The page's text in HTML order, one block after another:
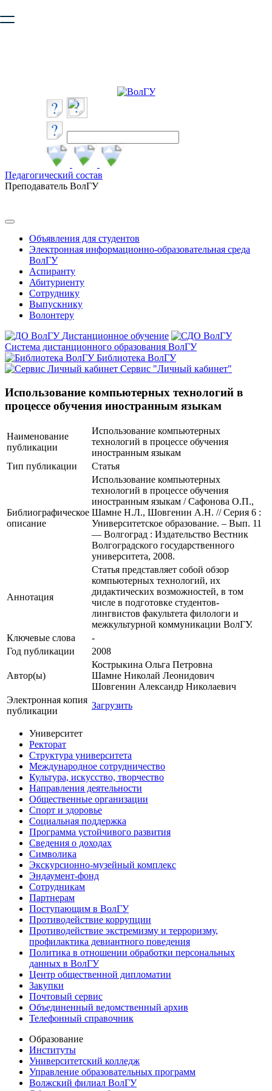
безопасную работу с сайтом. Пожалуйста
Педагогический состав
Преподаватель ВолГУ
Объявления для студентов
Электронная информационно-образовательная среда
ВолГУ
Аспиранту
Абитуриенту
Сотруднику
Выпускнику
Волонтеру
Дистанционное обучение
Система дистанционного образования ВолГУ
Библиотека ВолГУ
Сервис "Личный кабинет"
Использование компьютерных технологий в
процессе обучения иностранным языкам
Наименование
публикации
Использование компьютерных
технологий в процессе обучения
иностранным языкам
Тип публикации
Статья
Библиографическое
описание
Использование компьютерных
технологий в процессе обучения
иностранным языкам / Сафонова О.П.,
Шамне Н.Л., Шовгенин А.Н. // Серия 6 :
Университетское образование. – Вып. 11
— Волгоград : Издательство Вестник
Волгоградского государственного
университета, 2008.
Аннотация
Статья представляет собой обзор
компьютерных технологий, их
дидактических возможностей, в том
числе в подготовке студентов-
лингвистов факультета филологи и
межкультурной коммуникации ВолГУ.
Ключевые cлова
-
Год публикации
2008
Автор(ы)
Кострыкина Ольга Петровна
Шамне Николай Леонидович
Шовгенин Александр Николаевич
Электронная копия
публикации
Загрузить
Университет
Ректорат
Структура университета
Международное сотрудничество
Культура, искусство, творчество
Направления деятельности
Общественные организации
Спорт и здоровье
Социальная поддержка
Программа устойчивого развития
Сведения о доходах
Символика
Экскурсионно-музейный комплекс
Эндаумент-фонд
Сотрудникам
Партнерам
Поступающим в ВолГУ
Противодействие коррупции
Противодействие экстремизму и терроризму,
профилактика девиантного поведения
Политика в отношении обработки персональных
данных в ВолГУ
Центр общественной дипломатии
Закупки
Почтовый сервис
Объединенный ведомственный архив
Телефонный справочник
Образование
Институты
Университетский колледж
Управление образовательных программ
Волжский филиал ВолГУ